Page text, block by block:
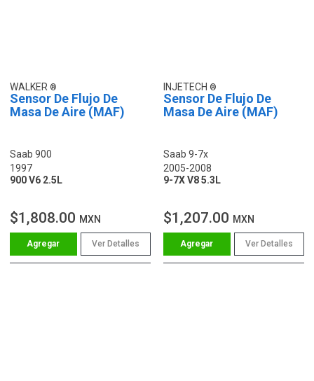
WALKER
Sensor De Flujo De
Masa De Aire (MAF)
Saab 900
1997
900 V6 2.5L
$1,808.00 MXN
Ver Detalles
INJETECH
Sensor De Flujo De
Masa De Aire (MAF)
Saab 9-7x
2005-2008
9-7X V8 5.3L
$1,207.00 MXN
Ver Detalles